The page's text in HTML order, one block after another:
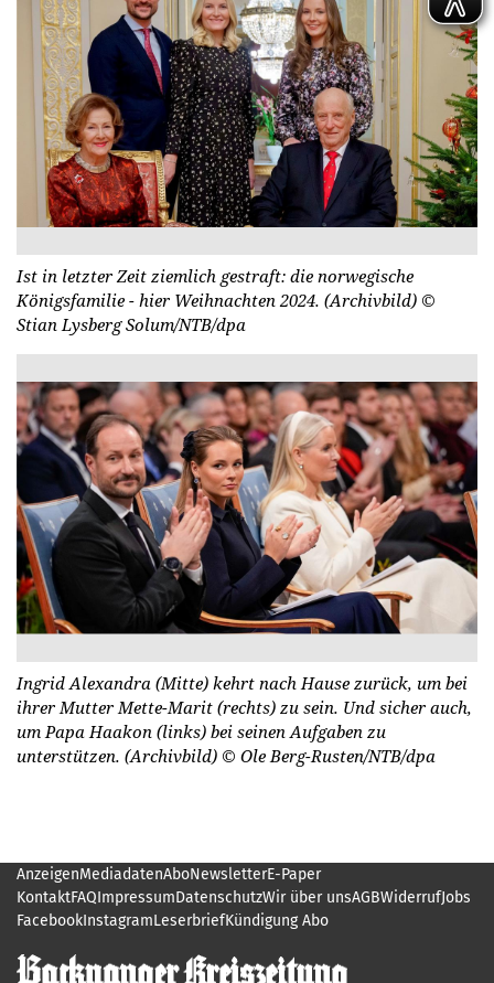
Ist in letzter Zeit ziemlich gestraft: die norwegische
Königsfamilie - hier Weihnachten 2024. (Archivbild) ©
Stian Lysberg Solum/NTB/dpa
Ingrid Alexandra (Mitte) kehrt nach Hause zurück, um bei
ihrer Mutter Mette-Marit (rechts) zu sein. Und sicher auch,
um Papa Haakon (links) bei seinen Aufgaben zu
unterstützen. (Archivbild) © Ole Berg-Rusten/NTB/dpa
AnzeigenMediadatenAboNewsletterE-Paper
KontaktFAQImpressumDatenschutzWir über unsAGBWiderrufJobs
FacebookInstagramLeserbriefKündigung Abo